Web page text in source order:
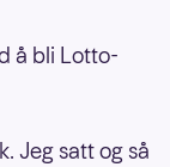
å bli Lotto-
Jeg satt og så